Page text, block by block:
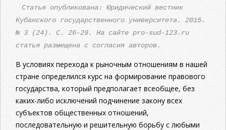
Статья опубликована: Юридический вестник
Кубанского государственного университета. 2015.
№ 3 (24). С. 26-29. На сайте pro-sud-123.ru
статья размещена с согласия авторов.
В условиях перехода к рыночным отношениям в нашей
стране определился курс на формирование правового
государства, который предполагает всеобщее, без
каких-либо исключений подчинение закону всех
субъектов общественных отношений,
последовательную и решительную борьбу с любыми